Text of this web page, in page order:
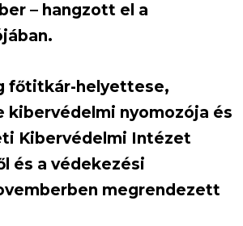
– hangzott el a
főtitkár-helyettese,
kibervédelmi nyomozója és
Kibervédelmi Intézet
és a védekezési
megrendezett